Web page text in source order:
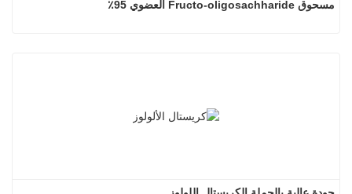
مسحوق Fructo-oligosachharide العضوي 95٪